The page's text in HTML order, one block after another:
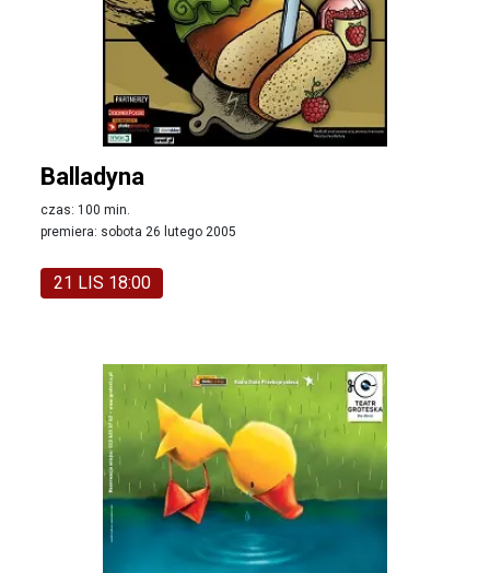
Balladyna
czas: 100 min.
premiera: sobota 26 lutego 2005
21 LIS 18:00